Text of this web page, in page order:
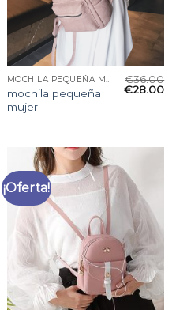
MOCHILA PEQUEÑA MUJER
mochila pequeña
mujer
€36.00
€28.00
¡Oferta!